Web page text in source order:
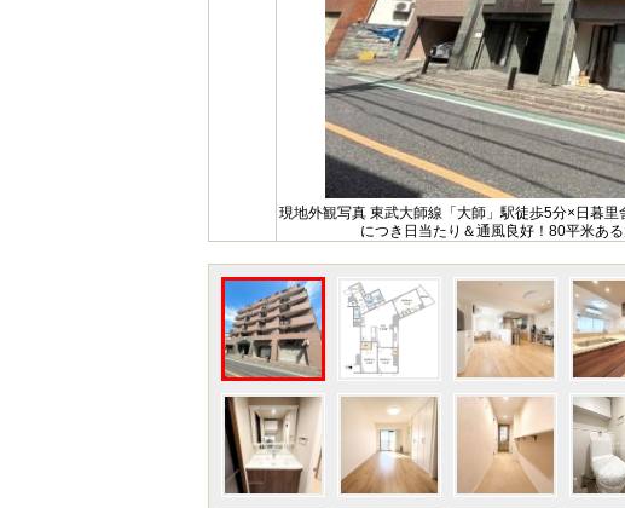
現地外観写真 東武大師線「大師」駅徒歩5分×日暮
につき日当たり＆通風良好！80平米あ